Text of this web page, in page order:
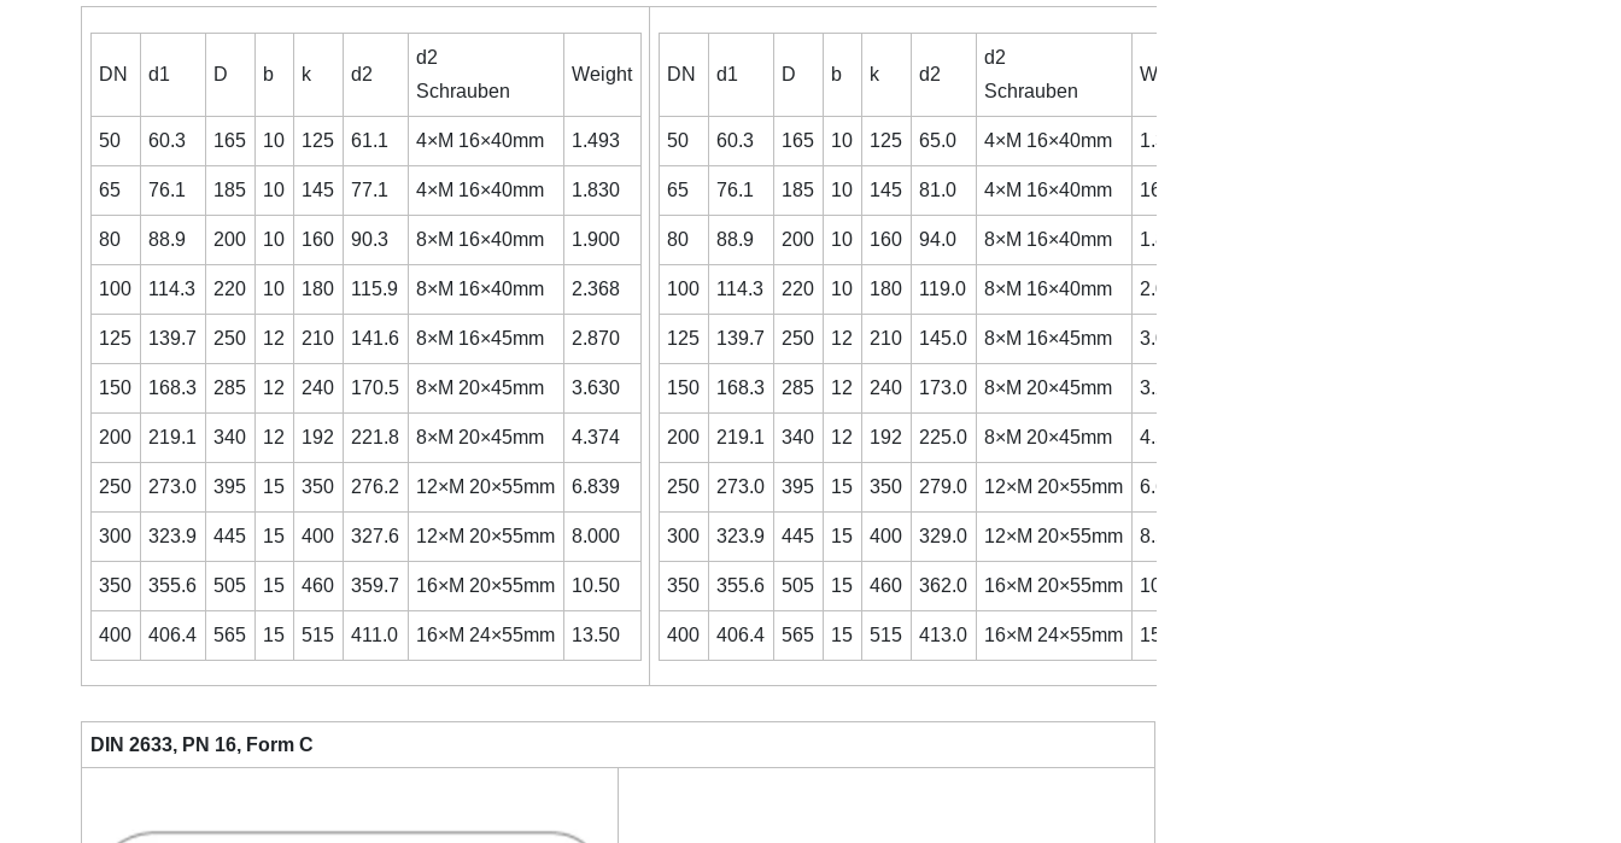
DN d1 D b k d2
d2
Schrauben
Weight
50 60.3 165 10 125 61.1 4×M 16×40mm 1.493
65 76.1 185 10 145 77.1 4×M 16×40mm 1.830
80 88.9 200 10 160 90.3 8×M 16×40mm 1.900
100 114.3 220 10 180 115.9 8×M 16×40mm 2.368
125 139.7 250 12 210 141.6 8×M 16×45mm 2.870
150 168.3 285 12 240 170.5 8×M 20×45mm 3.630
200 219.1 340 12 192 221.8 8×M 20×45mm 4.374
250 273.0 395 15 350 276.2 12×M 20×55mm 6.839
300 323.9 445 15 400 327.6 12×M 20×55mm 8.000
350 355.6 505 15 460 359.7 16×M 20×55mm 10.50
400 406.4 565 15 515 411.0 16×M 24×55mm 13.50
DN d1 D b k d2
d2
Schrauben
Weight
50 60.3 165 10 125 65.0 4×M 16×40mm 1.370
65 76.1 185 10 145 81.0 4×M 16×40mm 1643
80 88.9 200 10 160 94.0 8×M 16×40mm 1.845
100 114.3 220 10 180 119.0 8×M 16×40mm 2.050
125 139.7 250 12 210 145.0 8×M 16×45mm 3.050
150 168.3 285 12 240 173.0 8×M 20×45mm 3.272
200 219.1 340 12 192 225.0 8×M 20×45mm 4.500
250 273.0 395 15 350 279.0 12×M 20×55mm 6.633
300 323.9 445 15 400 329.0 12×M 20×55mm 8.500
350 355.6 505 15 460 362.0 16×M 20×55mm 10.56
400 406.4 565 15 515 413.0 16×M 24×55mm 15.00
DIN 2633, PN 16, Form C